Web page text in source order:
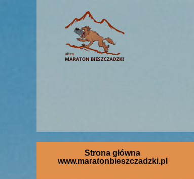
Strona główna
www.maratonbieszczadzki.pl